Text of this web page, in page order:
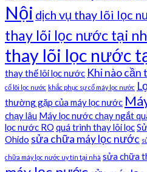
Nội dịch vụ thay lõi lọc
thay lõi lọc nước tại
thay lõi lọc nước
thay thế lõi lọc nước Khi nào cần
cố lõi lọc nước khắc phục sự cố máy lọc nước
thường gặp của máy lọc nước
chạy lâu Máy lọc nước chạy ngắt
lọc nước RO quá trình thay lõi lọc
Ohido sửa chữa máy lọc nước
chữa máy lọc nước uy tín tại nhà sửa chữa